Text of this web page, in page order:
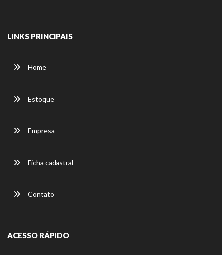
LINKS PRINCIPAIS
Home
Estoque
Empresa
Ficha cadastral
Contato
ACESSO RÁPIDO